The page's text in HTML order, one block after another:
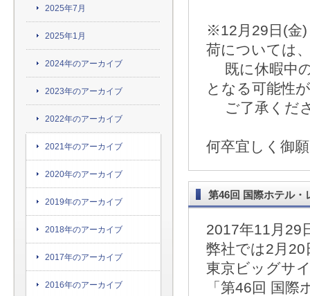
※12月29日(金)
荷については
既に休暇中の
となる可能性
ご了承くだ
何卒宜しく御
第46回 国際ホテル・
2017年11月29
弊社では2月20
東京ビッグサ
「第46回 国
2025年7月
2025年1月
2024年のアーカイブ
2023年のアーカイブ
2022年のアーカイブ
2021年のアーカイブ
2020年のアーカイブ
2019年のアーカイブ
2018年のアーカイブ
2017年のアーカイブ
2016年のアーカイブ